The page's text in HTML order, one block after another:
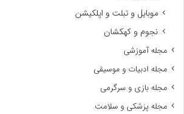
موبایل و تبلت و اپلکیشن
نجوم و کهکشان
مجله آموزشی
مجله ادبیات و موسیقی
مجله بازی و سرگرمی
مجله پزشکی و سلامت